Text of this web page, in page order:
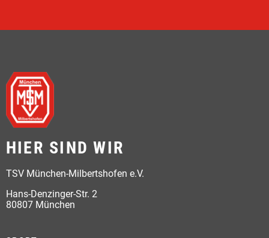
HIER SIND WIR
TSV München-Milbertshofen e.V.
Hans-Denzinger-Str. 2
80807 München